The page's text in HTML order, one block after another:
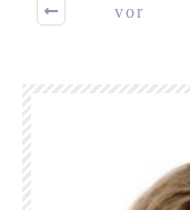
vor